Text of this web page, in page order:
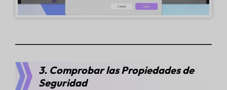
3. Comprobar las Propiedades de
Seguridad